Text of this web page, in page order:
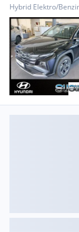
Hybrid Elektro/